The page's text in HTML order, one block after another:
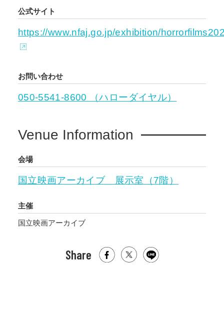
公式サイト
https://www.nfaj.go.jp/exhibition/
お問い合わせ
050-5541-8600 （ハローダイヤル）
Venue Information
会場
国立映画アーカイブ 展示室（7階）
主催
国立映画アーカイブ
Share